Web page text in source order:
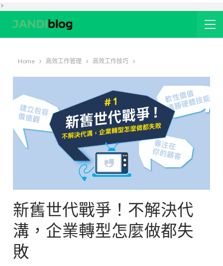
>
Home 高效工作管理 高效工作技巧
新舊世代戰爭！不解決代
溝，企業轉型怎麼做都失
敗